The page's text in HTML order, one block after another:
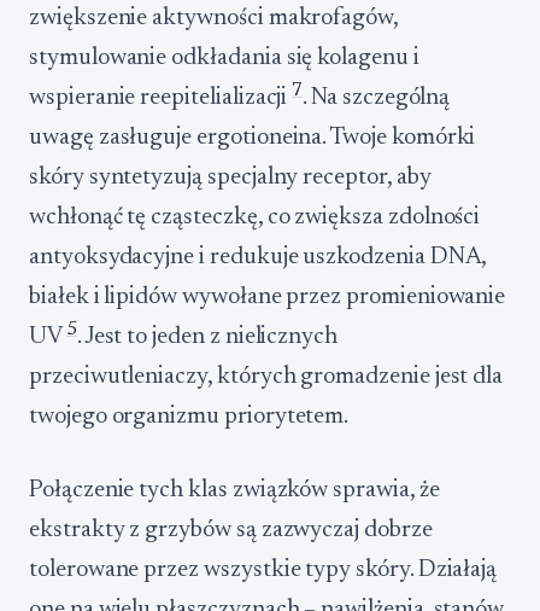
zwiększenie aktywności makrofagów,
stymulowanie odkładania się kolagenu i
wspieranie reepitelializacji7. Na szczególną
uwagę zasługuje ergotioneina. Twoje komórki
skóry syntetyzują specjalny receptor, aby
wchłonąć tę cząsteczkę, co zwiększa zdolności
antyoksydacyjne i redukuje uszkodzenia DNA,
białek i lipidów wywołane przez promieniowanie
UV 5. Jest to jeden z nielicznych
przeciwutleniaczy, których gromadzenie jest dla
twojego organizmu priorytetem.
Połączenie tych klas związków sprawia, że
ekstrakty z grzybów są zazwyczaj dobrze
tolerowane przez wszystkie typy skóry. Działają